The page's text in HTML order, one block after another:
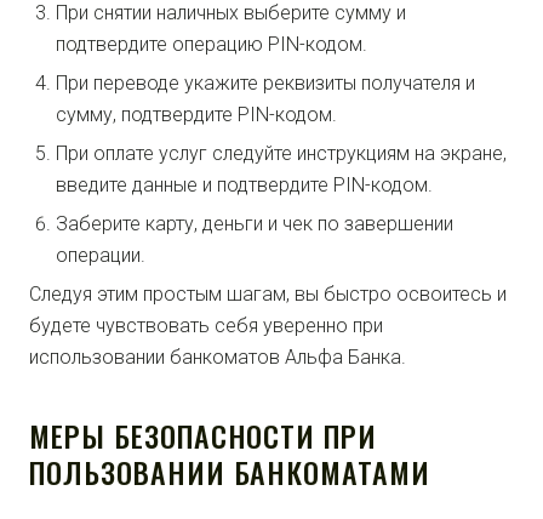
При снятии наличных выберите сумму и
подтвердите операцию PIN-кодом.
При переводе укажите реквизиты получателя и
сумму, подтвердите PIN-кодом.
При оплате услуг следуйте инструкциям на экране,
введите данные и подтвердите PIN-кодом.
Заберите карту, деньги и чек по завершении
операции.
Следуя этим простым шагам, вы быстро освоитесь и
будете чувствовать себя уверенно при
использовании банкоматов Альфа Банка.
МЕРЫ БЕЗОПАСНОСТИ ПРИ
ПОЛЬЗОВАНИИ БАНКОМАТАМИ